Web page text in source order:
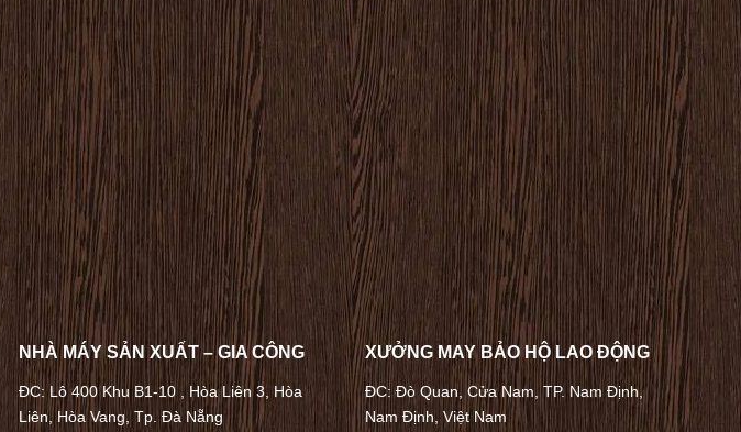
NHÀ MÁY SẢN XUẤT – GIA CÔNG
ĐC: Lô 400 Khu B1-10 , Hòa Liên 3, Hòa
Liên, Hòa Vang, Tp. Đà Nẵng
XƯỞNG MAY BẢO HỘ LAO ĐỘNG
ĐC: Đò Quan, Cửa Nam, TP. Nam Định,
Nam Định, Việt Nam